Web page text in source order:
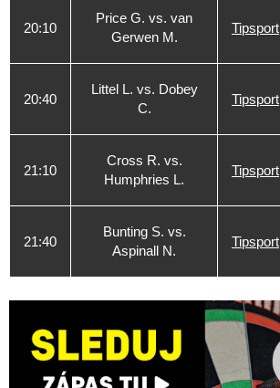
20:10
Price G. vs. van
Gerwen M.
Tipsport
20:40
Littel L. vs. Dobey
C.
Tipsport
21:10
Cross R. vs.
Humphries L.
Tipsport
21:40
Bunting S. vs.
Aspinall N.
Tipsport